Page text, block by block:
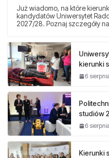
Już wiadomo, na które
kandydatów Uniwersytet
2027/28. Poznaj szczegóły
kierunki
6
studiów
6
Kierunki